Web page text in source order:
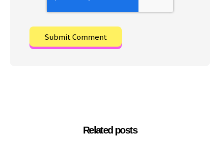
Related posts